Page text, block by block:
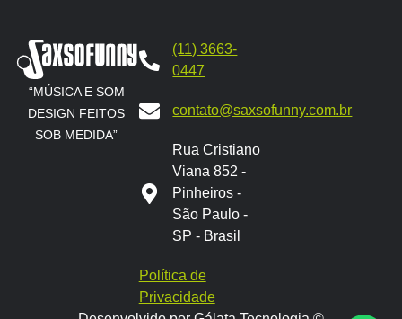
“MÚSICA E SOM
DESIGN FEITOS
SOB MEDIDA”
(11) 3663-
0447
contato@saxsofunny.com.br
Rua Cristiano
Viana 852 -
Pinheiros -
São Paulo -
SP - Brasil
Política de
Privacidade